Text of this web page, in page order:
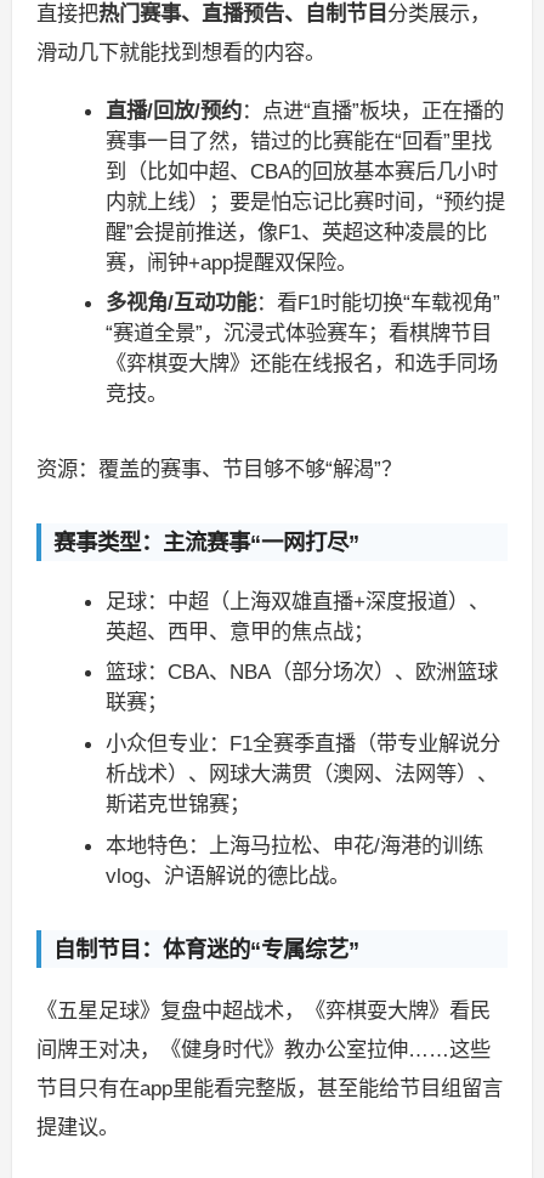
直接把热门赛事、直播预告、自制节目 分类展示，
滑动几下就能找到想看的内容。
直播/回放/预约：点进“直播”板块，正在播的
赛事一目了然，错过的比赛能在“回看”里找
到（比如中超、CBA的回放基本赛后几小时
内就上线）；要是怕忘记比赛时间，“预约提
醒”会提前推送，像F1、英超这种凌晨的比
赛，闹钟+app提醒双保险。
多视角/互动功能：看F1时能切换“车载视角”
“赛道全景”，沉浸式体验赛车；看棋牌节目
《弈棋耍大牌》还能在线报名，和选手同场
竞技。
资源：覆盖的赛事、节目够不够“解渴”？
赛事类型：主流赛事“一网打尽”
足球：中超（上海双雄直播+深度报道）、
英超、西甲、意甲的焦点战；
篮球：CBA、NBA（部分场次）、欧洲篮球
联赛；
小众但专业：F1全赛季直播（带专业解说分
析战术）、网球大满贯（澳网、法网等）、
斯诺克世锦赛；
本地特色：上海马拉松、申花/海港的训练
vlog、沪语解说的德比战。
自制节目：体育迷的“专属综艺”
《五星足球》复盘中超战术，《弈棋耍大牌》看民
间牌王对决，《健身时代》教办公室拉伸……这些
节目只有在app里能看完整版，甚至能给节目组留言
提建议。